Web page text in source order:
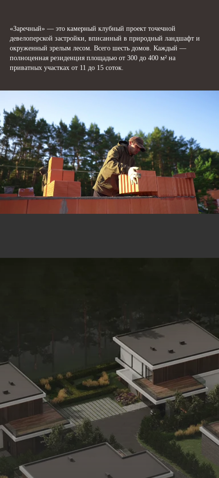
«Заречный» — это камерный клубный проект точечной
девелоперской застройки, вписанный в природный ландшафт и
окруженный зрелым лесом. Всего шесть домов. Каждый —
полноценная резиденция площадью от 300 до 400 м² на
приватных участках от 11 до 15 соток.